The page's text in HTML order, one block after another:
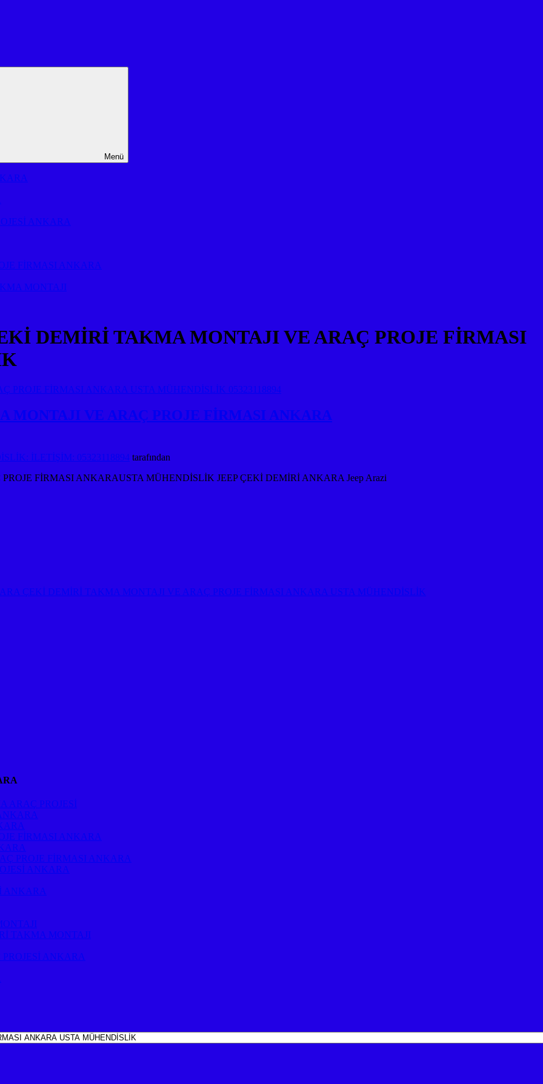
Menü
ANKARA
FİRMASI ANKARA
MONTAJI
DEMİRİ TAKMA MONTAJI VE ARAÇ PROJE FİRMASI
MONTAJI VE ARAÇ PROJE FİRMASI ANKARA
İLETİŞİM: 05323118894 tarafından
FİRMASI ANKARAUSTA MÜHENDİSLİK JEEP ÇEKİ DEMİRİ ANKARA Jeep Arazi
ÇEKİ DEMİRİ TAKMA MONTAJI VE ARAÇ PROJE FİRMASI ANKARA USTA MÜHENDİSLİK
ARAÇ PROJESİ
FİRMASI ANKARA
PROJE FİRMASI ANKARA
ANKARA
ANKARA
TAKMA MONTAJI
ANKARA